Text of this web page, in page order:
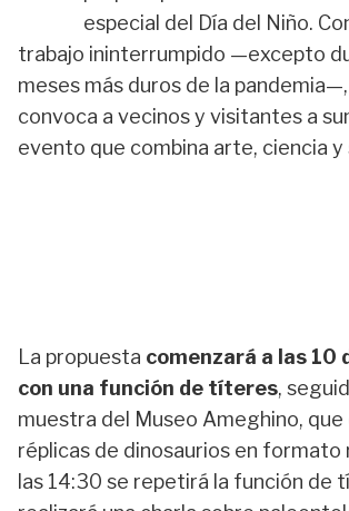
especial del Día del Niño.
trabajo ininterrumpido —excepto
meses más duros de la
convoca a vecinos y visitantes a
evento que combina arte, ciencia y
La propuesta comenzará a las 10
con una función de títeres,
muestra del Museo Ameghino, que
réplicas de dinosaurios en formato
las 14:30 se repetirá la función de